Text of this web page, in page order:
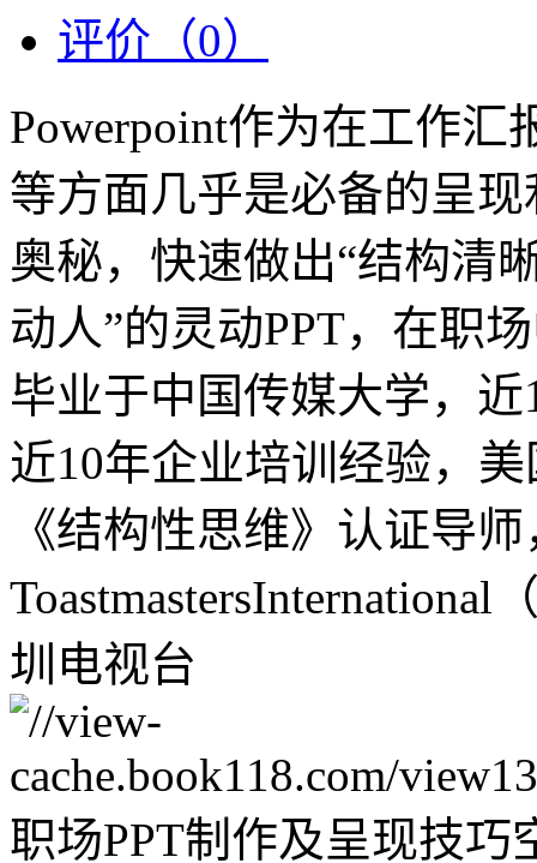
评价（0）
Powerpoint作为在工作
等方面几乎是必备的呈
奥秘，快速做出“结构清
动人”的灵动PPT，在职
毕业于中国传媒大学，
近10年企业培训经验，
《结构性思维》认证导
圳电视台
职场PPT制作及呈现技巧